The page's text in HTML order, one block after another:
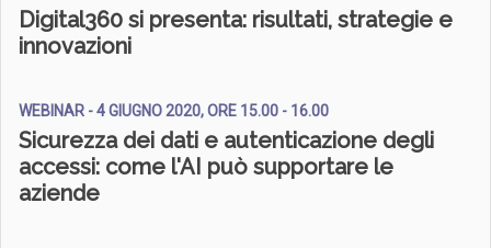
Digital360 si presenta: risultati, strategie e
innovazioni
WEBINAR - 4 GIUGNO 2020, ORE 15.00 - 16.00
Sicurezza dei dati e autenticazione degli
accessi: come l'AI può supportare le
aziende